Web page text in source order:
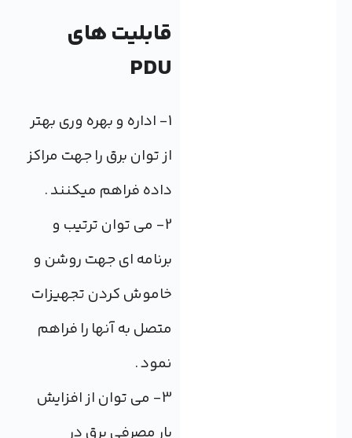
قابلیت های
1- اداره و بهره وری بهتر
از توان برق را جهت مراکز
داده فراهم میکنند .
2- می توان ترتیب و
برنامه ای جهت روشن و
خاموش کردن تجهیزات
متصل به آنها را فراهم
3- می توان از افزایش
بار مصرفی برق در